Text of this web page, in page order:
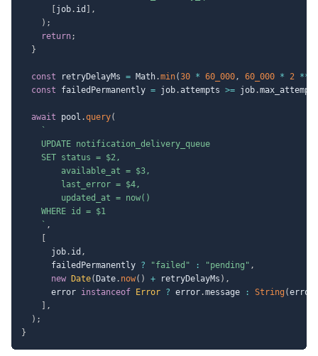
job. id
,
) ;
return;
}
const retryDelayMs = Math.min(30 * 60_000, 60_000 * 2 **
const failedPermanently = job.attempts >= job.
await pool .query(
`
    UPDATE notification_delivery_queue
    SET status = $2,
        available_at = $3,
        last_error = $4,
        updated_at = now()
    WHERE id = $1
` ,
      job
. id ,
      failedPermanently
? "failed" : "pending" ,
new
Date( Date. now( ) + retryDelayMs ) ,
      error
instanceof Error ? error.message : String (error
,
) ;
}